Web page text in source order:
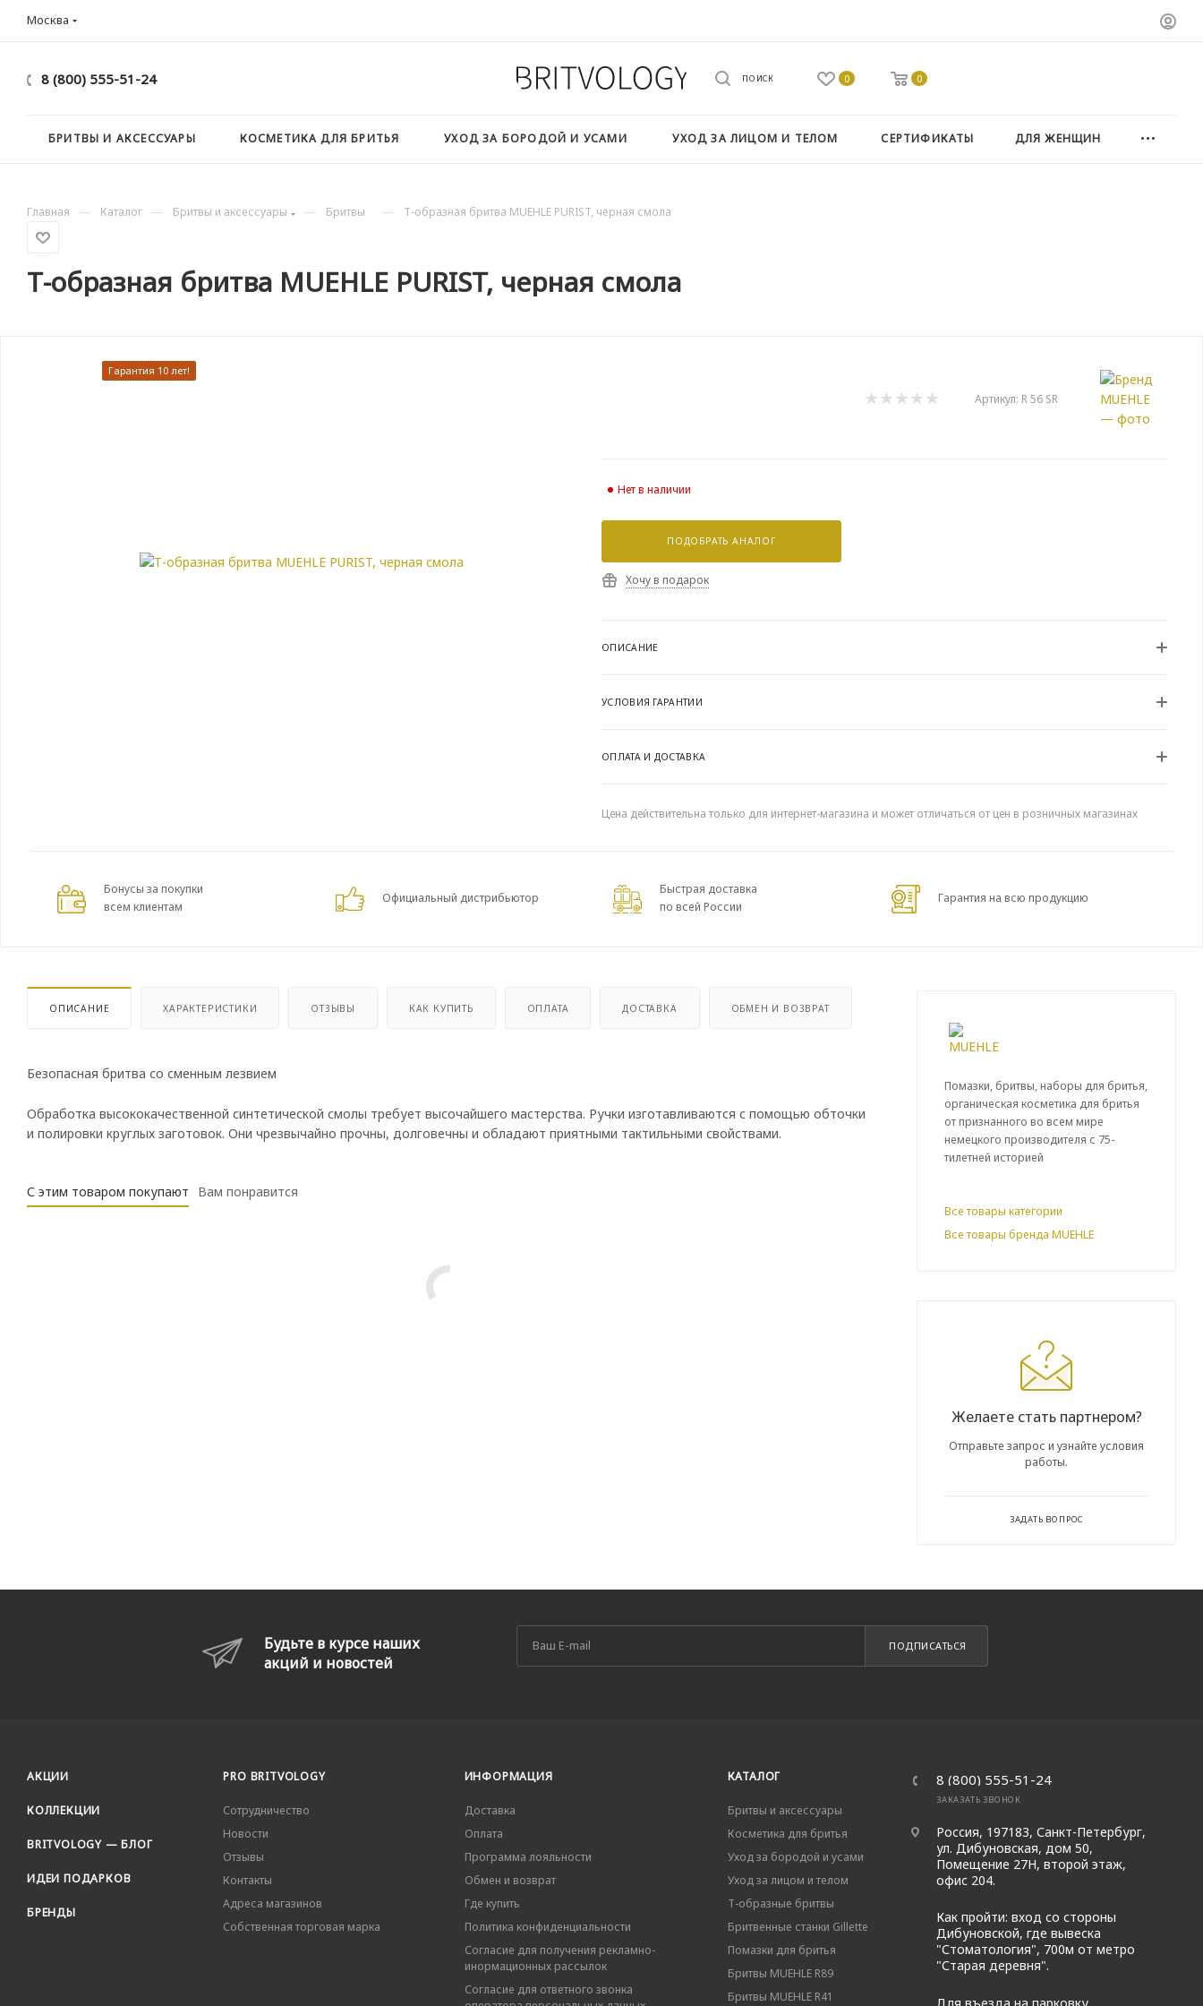
Москва
8 (800) 555-51-24 ПОИСК 0 0
БРИТВЫ И АКСЕССУАРЫ КОСМЕТИКА ДЛЯ БРИТЬЯ УХОД ЗА БОРОДОЙ И УСАМИ УХОД ЗА ЛИЦОМ И ТЕЛОМ СЕРТИФИКАТЫ ДЛЯ ЖЕНЩИН
Главная — Каталог — Бритвы и аксессуары — Бритвы — Т-образная бритва MUEHLE PURIST, черная смола
Т-образная бритва MUEHLE PURIST, черная смола
Гарантия 10 лет!
Артикул: R 56 SR
Нет в наличии
ПОДОБРАТЬ АНАЛОГ
Хочу в подарок
ОПИСАНИЕ
УСЛОВИЯ ГАРАНТИИ
ОПЛАТА И ДОСТАВКА
Цена действительна только для интернет-магазина и может отличаться от цен в розничных магазинах
Бонусы за покупки
всем клиентам
Официальный дистрибьютор
Быстрая доставка
по всей России
Гарантия на всю продукцию
ОПИСАНИЕ ХАРАКТЕРИСТИКИ ОТЗЫВЫ КАК КУПИТЬ ОПЛАТА ДОСТАВКА ОБМЕН И ВОЗВРАТ
Безопасная бритва со сменным лезвием
Обработка высококачественной синтетической смолы требует высочайшего мастерства. Ручки изготавливаются с помощью обточки
и полировки круглых заготовок. Они чрезвычайно прочны, долговечны и обладают приятными тактильными свойствами.
С этим товаром покупают Вам понравится
Помазки, бритвы, наборы для бритья,
органическая косметика для бритья
от признанного во всем мире
немецкого производителя с 75-
тилетней историей
Все товары категории
Все товары бренда MUEHLE
Желаете стать партнером?
Отправьте запрос и узнайте условия
работы.
ЗАДАТЬ ВОПРОС
Будьте в курсе наших
акций и новостей
ПОДПИСАТЬСЯ
АКЦИИ
КОЛЛЕКЦИИ
BRITVOLOGY — БЛОГ
ИДЕИ ПОДАРКОВ
БРЕНДЫ
PRO BRITVOLOGY
Сотрудничество
Новости
Отзывы
Контакты
Адреса магазинов
Собственная торговая марка
ИНФОРМАЦИЯ
Доставка
Оплата
Программа лояльности
Обмен и возврат
Где купить
Политика конфиденциальности
Согласие для получения рекламно-
инормационных рассылок
Согласие для ответного звонка
КАТАЛОГ
Бритвы и аксессуары
Косметика для бритья
Уход за бородой и усами
Уход за лицом и телом
Т-образные бритвы
Бритвенные станки Gillette
Помазки для бритья
Бритвы MUEHLE R89
Бритвы MUEHLE R41
8 (800) 555-51-24
ЗАКАЗАТЬ ЗВОНОК
Россия, 197183, Санкт-Петербург,
ул. Дибуновская, дом 50,
Помещение 27Н, второй этаж,
офис 204.
Как пройти: вход со стороны
Дибуновской, где вывеска
"Стоматология", 700м от метро
"Старая деревня".